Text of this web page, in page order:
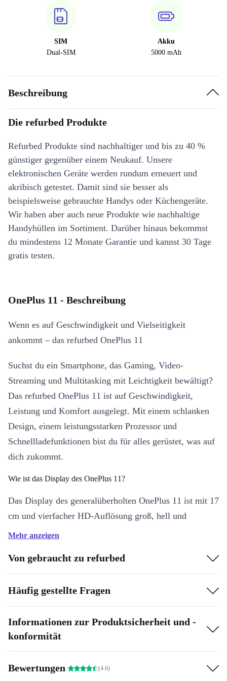
SIM
Dual-SIM
Akku
5000 mAh
Beschreibung
Die refurbed Produkte
Refurbed Produkte sind nachhaltiger und bis zu 40 %
günstiger gegenüber einem Neukauf. Unsere
elektronischen Geräte werden rundum erneuert und
akribisch getestet. Damit sind sie besser als
beispielsweise gebrauchte Handys oder Küchengeräte.
Wir haben aber auch neue Produkte wie nachhaltige
Handyhüllen im Sortiment. Darüber hinaus bekommst
du mindestens 12 Monate Garantie und kannst 30 Tage
gratis testen.
OnePlus 11 - Beschreibung
Wenn es auf Geschwindigkeit und Vielseitigkeit
ankommt – das refurbed OnePlus 11
Suchst du ein Smartphone, das Gaming, Video-
Streaming und Multitasking mit Leichtigkeit bewältigt?
Das refurbed OnePlus 11 ist auf Geschwindigkeit,
Leistung und Komfort ausgelegt. Mit einem schlanken
Design, einem leistungsstarken Prozessor und
Schnellladefunktionen bist du für alles gerüstet, was auf
dich zukommt.
Wie ist das Display des OnePlus 11?
Das Display des generalüberholten OnePlus 11 ist mit 17
cm und vierfacher HD-Auflösung groß, hell und
wunderschön. Es bietet noch mehr Details als Full HD
lebendiger.
Das refurbished OnePlus 11 ist für sein blitzschnelles
kabelgebundenes Laden bekannt. Perfekt für
vielbeschäftigte Menschen oder wenn du unterwegs bist
und nur begrenzte Steckdosen zur Verfügung hast.
Was macht das generalüberholte OnePlus 11 für Reisende so
Mehr anzeigen
Von gebraucht zu refurbed
Häufig gestellte Fragen
Informationen zur Produktsicherheit und -
konformität
Bewertungen (4.6)